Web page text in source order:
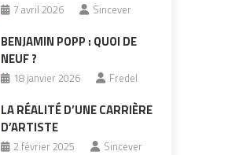
7 avril 2026 Sincever
BENJAMIN POPP : QUOI DE
NEUF ?
18 janvier 2026 Fredel
LA RÉALITÉ D’UNE CARRIÈRE
D’ARTISTE
2 février 2025 Sincever